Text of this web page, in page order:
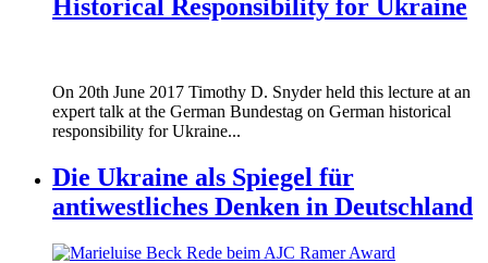
Historical Responsibility for Ukraine
On 20th June 2017 Timothy D. Snyder held this lecture at an
expert talk at the German Bundestag on German historical
responsibility for Ukraine...
Die Ukraine als Spiegel für
antiwestliches Denken in Deutschland